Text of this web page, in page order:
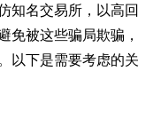
知名交易所，以高回
免被这些骗局欺骗，
以下是需要考虑的关